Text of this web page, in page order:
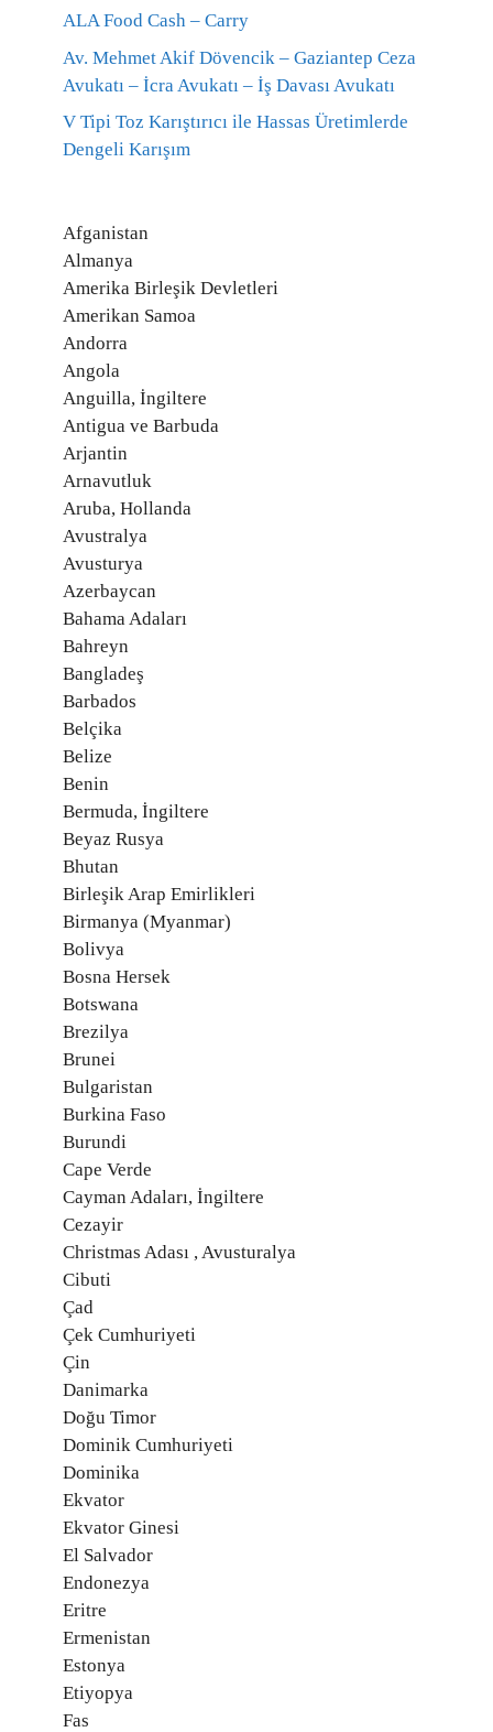
ALA Food Cash – Carry
Av. Mehmet Akif Dövencik – Gaziantep Ceza
Avukatı – İcra Avukatı – İş Davası Avukatı
V Tipi Toz Karıştırıcı ile Hassas Üretimlerde
Dengeli Karışım
Afganistan
Almanya
Amerika Birleşik Devletleri
Amerikan Samoa
Andorra
Angola
Anguilla, İngiltere
Antigua ve Barbuda
Arjantin
Arnavutluk
Aruba, Hollanda
Avustralya
Avusturya
Azerbaycan
Bahama Adaları
Bahreyn
Bangladeş
Barbados
Belçika
Belize
Benin
Bermuda, İngiltere
Beyaz Rusya
Bhutan
Birleşik Arap Emirlikleri
Birmanya (Myanmar)
Bolivya
Bosna Hersek
Botswana
Brezilya
Brunei
Bulgaristan
Burkina Faso
Burundi
Cape Verde
Cayman Adaları, İngiltere
Cezayir
Christmas Adası , Avusturalya
Cibuti
Çad
Çek Cumhuriyeti
Çin
Danimarka
Doğu Timor
Dominik Cumhuriyeti
Dominika
Ekvator
Ekvator Ginesi
El Salvador
Endonezya
Eritre
Ermenistan
Estonya
Etiyopya
Fas